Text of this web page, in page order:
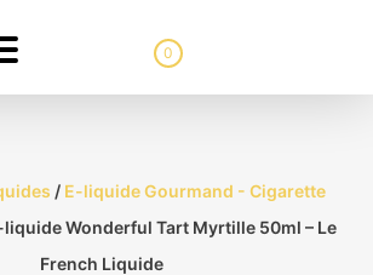
0
/ E-liquide Gourmand - Cigarette
liquide Wonderful Tart Myrtille 50ml – Le
French Liquide